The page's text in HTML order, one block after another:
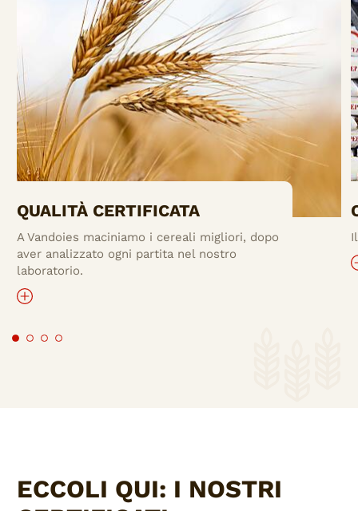
QUALITÀ CERTIFICATA
A Vandoies maciniamo i cereali migliori, dopo
aver analizzato ogni partita nel nostro
laboratorio.
ECCOLI QUI: I NOSTRI